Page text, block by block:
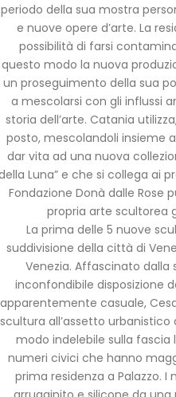
periodo della sua mostra
e nuove opere d’arte. La
possibilità di farsi
questo modo la nuova
un proseguimento della sua
a mescolarsi con gli influssi
storia dell’arte. Catania
posto, mescolandoli insieme
dar vita ad una nuova
Luna” e che si collega ai
Fondazione Donà dalle Rose
propria arte scultorea
La prima delle 5 nuove
suddivisione della città di
Venezia. Affascinato dalla
inconfondibile disposizione
apparentemente casuale,
scultura all’assetto
modo indelebile sulla
numeri civici che hanno
prima residenza a Palazzo.